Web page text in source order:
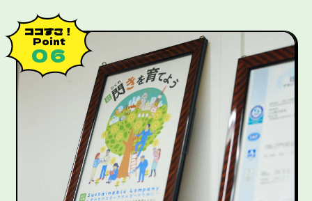
ココすご！
Point
０６